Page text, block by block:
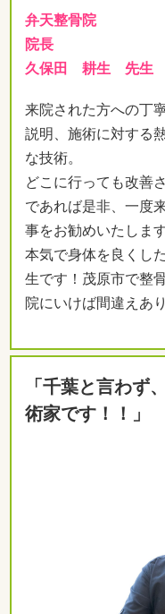
弁天整骨院
院長
久保田 耕生 先生
来院された方への丁
説明、施術に対する
な技術。
どこに行っても改善
であれば是非、一度
事をお勧めいたします
本気で身体を良くし
生です！茂原市で整
院にいけば間違えあ
「千葉と言わず
術家です！！」